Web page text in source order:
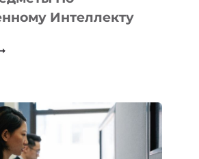
Интеллекту